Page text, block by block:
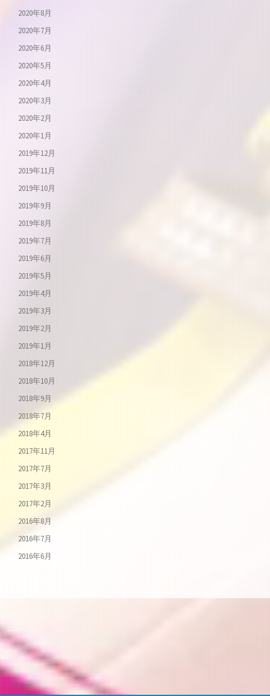
2020年8月
2020年7月
2020年6月
2020年5月
2020年4月
2020年3月
2020年2月
2020年1月
2019年12月
2019年11月
2019年10月
2019年9月
2019年8月
2019年7月
2019年6月
2019年5月
2019年4月
2019年3月
2019年2月
2019年1月
2018年12月
2018年10月
2018年9月
2018年7月
2018年4月
2017年11月
2017年7月
2017年3月
2017年2月
2016年8月
2016年7月
2016年6月